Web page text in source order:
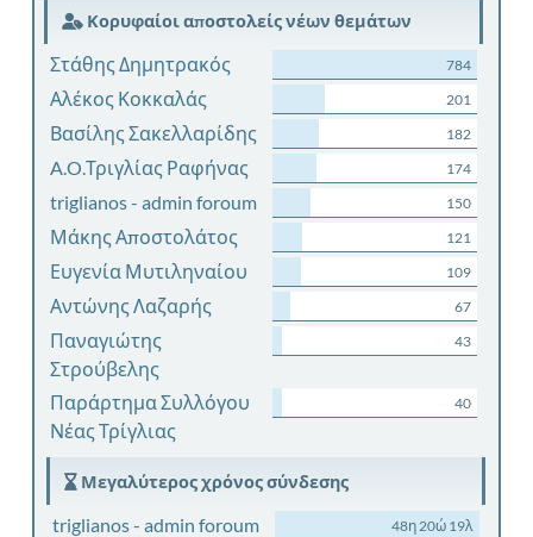
Κορυφαίοι αποστολείς νέων θεμάτων
Στάθης Δημητρακός 784
Αλέκος Κοκκαλάς 201
Βασίλης Σακελλαρίδης 182
A.O.Τριγλίας Ραφήνας 174
triglianos - admin foroum 150
Μάκης Αποστολάτος 121
Ευγενία Μυτιληναίου 109
Αντώνης Λαζαρής 67
Παναγιώτης
Στρούβελης
43
Παράρτημα Συλλόγου
Νέας Τρίγλιας
40
Μεγαλύτερος χρόνος σύνδεσης
triglianos - admin foroum 48η 20ώ 19λ